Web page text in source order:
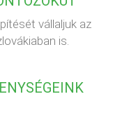
vállaljuk az
is.